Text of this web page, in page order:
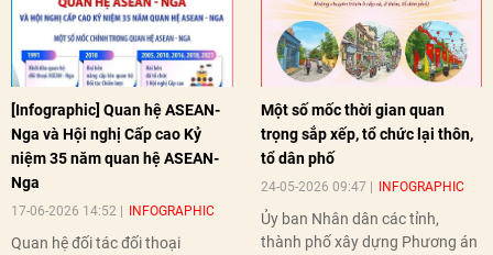
[Infographic] Quan hệ ASEAN-
Nga và Hội nghị Cấp cao Kỷ
niệm 35 năm quan hệ ASEAN-
Nga
17-06-2026 14:52 INFOGRAPHIC
Quan hệ đối tác đối thoại
Một số mốc thời gian quan
trọng sắp xếp, tổ chức lại thôn,
tổ dân phố
24-05-2026 09:47 INFOGRAPHIC
Ủy ban Nhân dân các tỉnh,
thành phố xây dựng Phương án